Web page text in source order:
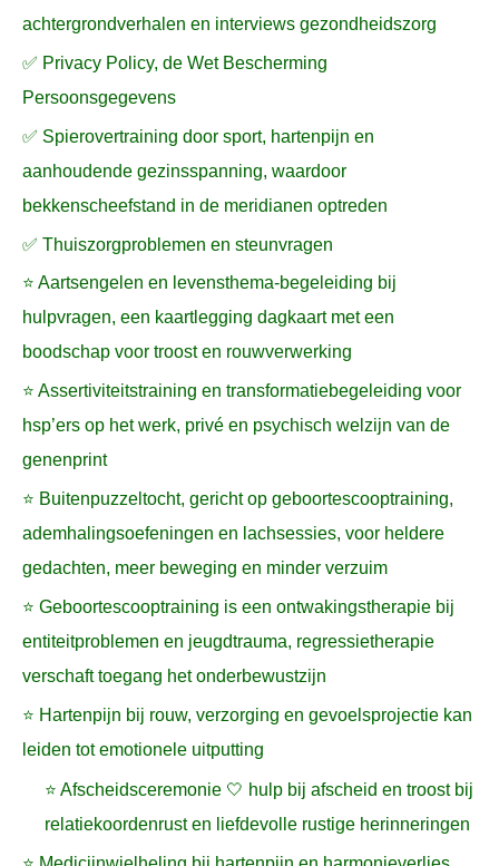
achtergrondverhalen en interviews gezondheidszorg
✅ Privacy Policy, de Wet Bescherming
Persoonsgegevens
✅ Spierovertraining door sport, hartenpijn en
aanhoudende gezinsspanning, waardoor
bekkenscheefstand in de meridianen optreden
✅ Thuiszorgproblemen en steunvragen
⭐ Aartsengelen en levensthema-begeleiding bij
hulpvragen, een kaartlegging dagkaart met een
boodschap voor troost en rouwverwerking
⭐ Assertiviteitstraining en transformatiebegeleiding voor
hsp’ers op het werk, privé en psychisch welzijn van de
genenprint
⭐ Buitenpuzzeltocht, gericht op geboortescooptraining,
ademhalingsoefeningen en lachsessies, voor heldere
gedachten, meer beweging en minder verzuim
⭐ Geboortescooptraining is een ontwakingstherapie bij
entiteitproblemen en jeugdtrauma, regressietherapie
verschaft toegang het onderbewustzijn
⭐ Hartenpijn bij rouw, verzorging en gevoelsprojectie kan
leiden tot emotionele uitputting
⭐ Afscheidsceremonie 🤍 hulp bij afscheid en troost bij
relatiekoordenrust en liefdevolle rustige herinneringen